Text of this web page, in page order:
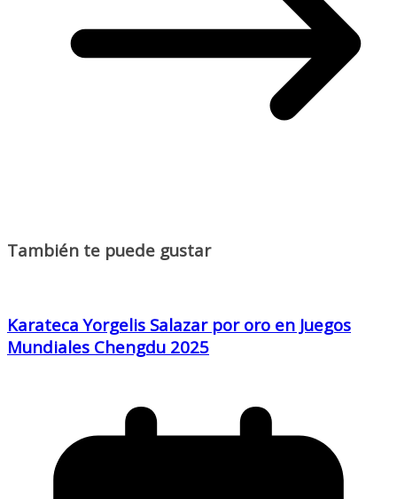
También te puede gustar
Karateca Yorgelis Salazar por oro en Juegos
Mundiales Chengdu 2025